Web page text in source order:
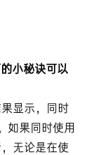
小秘诀可以
显示，同时
如果同时使用
无论是在使